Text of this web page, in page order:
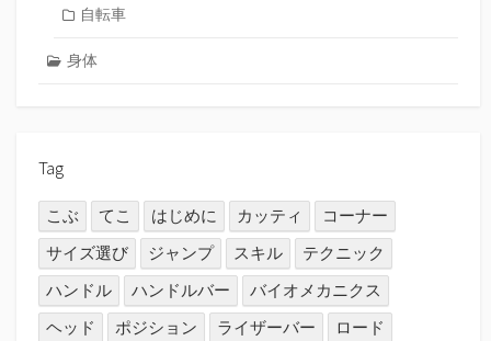
自転車
身体
Tag
こぶ てこ はじめに カッティ
コーナー
サイズ選び
ジャンプ スキル
テクニック
ハンドル
ハンドルバー
バイオメカニクス
ヘッド
ポジション ライザーバー
ロード